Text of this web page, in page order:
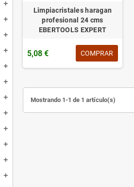
add
add
add
add
add
add
add
add
add
add
add
add
Limpiacristales haragan
profesional 24 cms
EBERTOOLS EXPERT
5,08 € COMPRAR
Mostrando 1-1 de 1 artículo(s)